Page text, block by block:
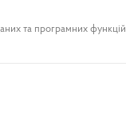
та програмних функцій